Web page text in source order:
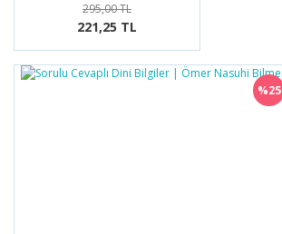
295,00 TL
221,25 TL
%25